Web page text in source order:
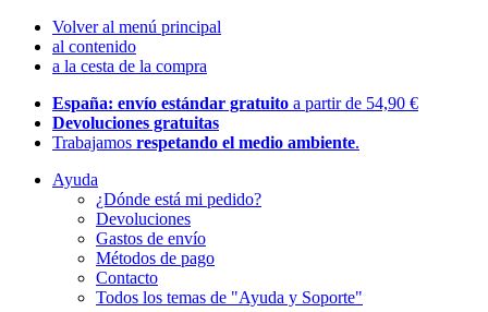
Volver al menú principal
al contenido
a la cesta de la compra
España: envío estándar gratuito a partir de 54,90 €
Devoluciones gratuitas
Trabajamos respetando el medio ambiente.
Ayuda
¿Dónde está mi pedido?
Devoluciones
Gastos de envío
Métodos de pago
Contacto
Todos los temas de "Ayuda y Soporte"